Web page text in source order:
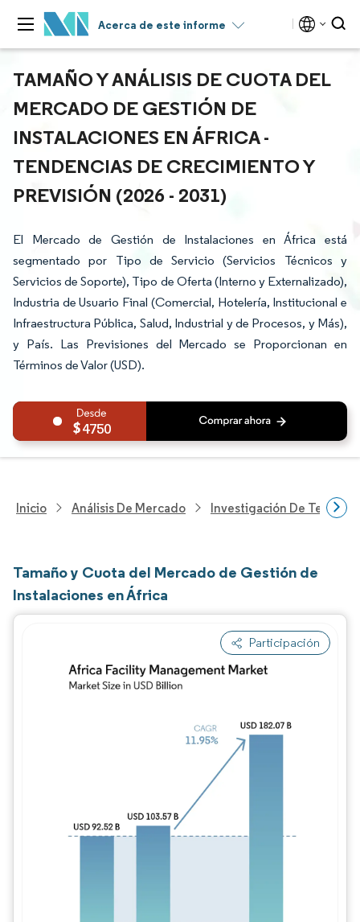
Acerca de este informe
TAMAÑO Y ANÁLISIS DE CUOTA DEL
MERCADO DE GESTIÓN DE
INSTALACIONES EN ÁFRICA -
TENDENCIAS DE CRECIMIENTO Y
PREVISIÓN (2026 - 2031)
El Mercado de Gestión de Instalaciones en África está
segmentado por Tipo de Servicio (Servicios Técnicos y
Servicios de Soporte), Tipo de Oferta (Interno y Externalizado),
Industria de Usuario Final (Comercial, Hotelería, Institucional e
Infraestructura Pública, Salud, Industrial y de Procesos, y Más),
y País. Las Previsiones del Mercado se Proporcionan en
Términos de Valor (USD).
4750
Inicio Análisis De Mercado Investigación De
Tamaño y Cuota del Mercado de Gestión de
Instalaciones en África
Participación
Imagen © Mordor Intelligence. El uso